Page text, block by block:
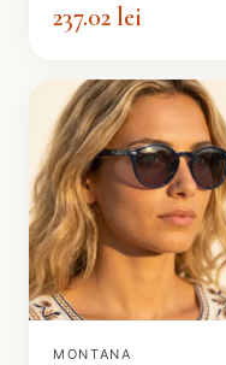
237.02 lei
MONTANA